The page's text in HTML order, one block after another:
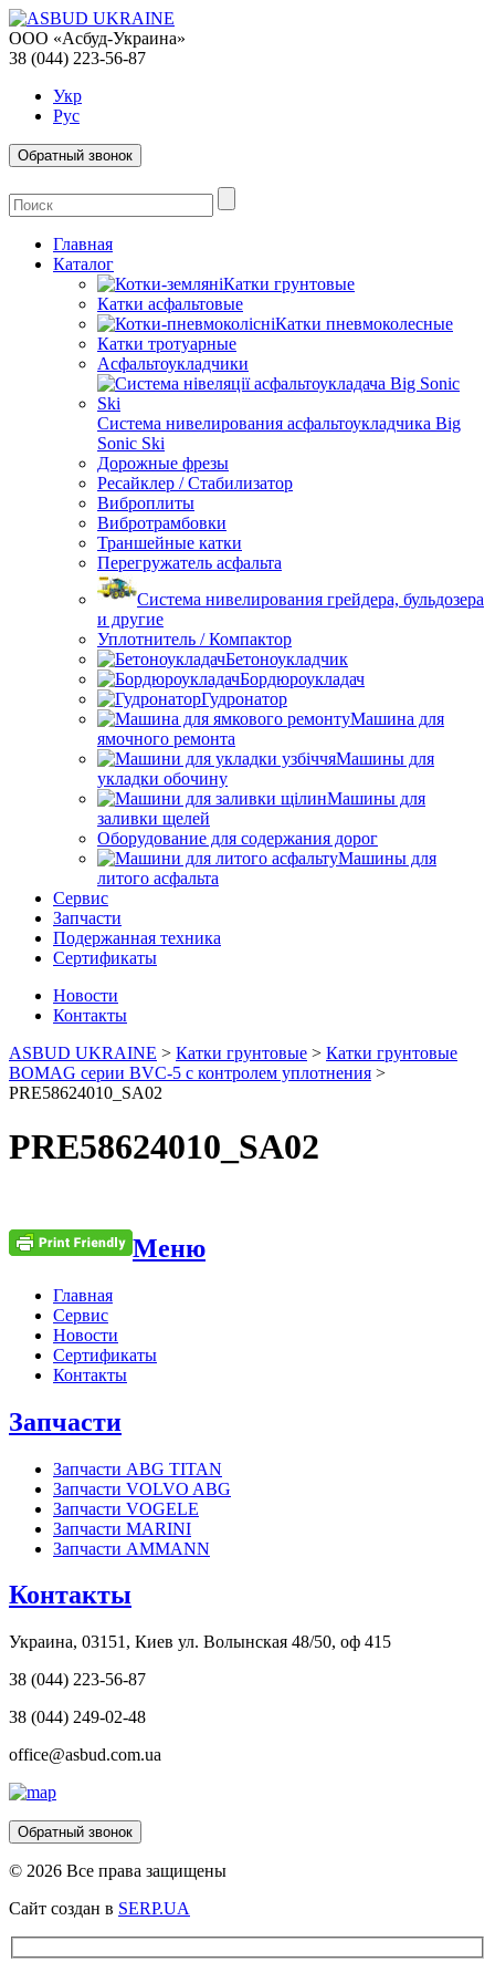
ООО «Асбуд-Украина»
38 (044) 223-56-87
Укр
Рус
Обратный звонок
Главная
Каталог
Катки грунтовые
Катки асфальтовые
Катки пневмоколесные
Катки тротуарные
Асфальтоукладчики
Система нивелирования асфальтоукладчика Big
Sonic Ski
Дорожные фрезы
Ресайклер / Стабилизатор
Виброплиты
Вибротрамбовки
Траншейные катки
Перегружатель асфальта
Система нивелирования грейдера, бульдозера
и другие
Уплотнитель / Компактор
Бетоноукладчик
Бордюроукладач
Гудронатор
Машина для
ямочного ремонта
Машины для
укладки обочину
Машины для
заливки щелей
Оборудование для содержания дорог
Машины для
литого асфальта
Сервис
Запчасти
Подержанная техника
Сертификаты
Новости
Контакты
ASBUD UKRAINE > Катки грунтовые > Катки грунтовые
BOMAG серии BVC-5 с контролем уплотнения >
PRE58624010_SA02
PRE58624010_SA02
Меню
Главная
Сервис
Новости
Сертификаты
Контакты
Запчасти
Запчасти ABG TITAN
Запчасти VOLVO ABG
Запчасти VOGELE
Запчасти MARINI
Запчасти AMMANN
Контакты
Украина, 03151, Киев ул. Волынская 48/50, оф 415
38 (044) 223-56-87
38 (044) 249-02-48
office@asbud.com.ua
Обратный звонок
© 2026 Все права защищены
Сайт создан в SERP.UA